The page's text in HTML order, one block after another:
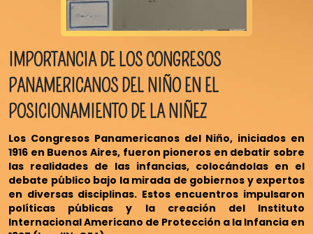
IMPORTANCIA DE LOS CONGRESOS
PANAMERICANOS DEL NIÑO EN EL
POSICIONAMIENTO DE LA NIÑEZ
Los Congresos Panamericanos del Niño, iniciados en
1916 en Buenos Aires, fueron pioneros en debatir sobre
las realidades de las infancias, colocándolas en el
debate público bajo la mirada de gobiernos y expertos
en diversas disciplinas. Estos encuentros impulsaron
políticas públicas y la creación del Instituto
Internacional Americano de Protección a la Infancia en